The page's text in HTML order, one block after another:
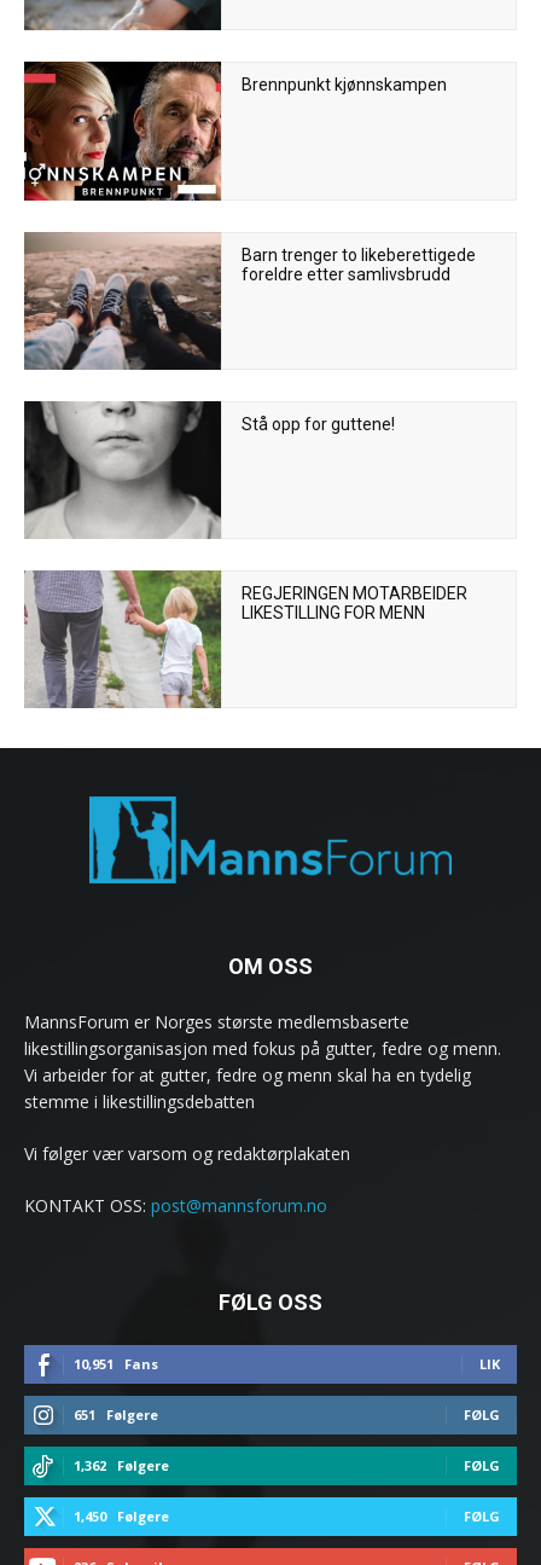
Brennpunkt kjønnskampen
Barn trenger to likeberettigede
foreldre etter samlivsbrudd
Stå opp for guttene!
REGJERINGEN MOTARBEIDER
LIKESTILLING FOR MENN
OM OSS
MannsForum er Norges største medlemsbaserte
likestillingsorganisasjon med fokus på gutter, fedre og menn.
Vi arbeider for at gutter, fedre og menn skal ha en tydelig
stemme i likestillingsdebatten
Vi følger vær varsom og redaktørplakaten
KONTAKT OSS: post@mannsforum.no
FØLG OSS
10,951 Fans LIK
651 Følgere FØLG
1,362 Følgere FØLG
1,450 Følgere FØLG